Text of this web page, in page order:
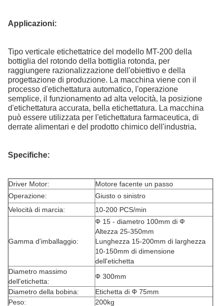
Applicazioni:
Tipo verticale etichettatrice del modello MT-200 della
bottiglia del rotondo della bottiglia rotonda, per
raggiungere razionalizzazione dell'obiettivo e della
progettazione di produzione. La macchina viene con il
processo d'etichettatura automatico, l'operazione
semplice, il funzionamento ad alta velocità, la posizione
d'etichettatura accurata, bella etichettatura. La macchina
può essere utilizzata per l'etichettatura farmaceutica, di
derrate alimentari e del prodotto chimico dell'industria.
Specifiche:
Driver Motor:
Motore facente un passo
Operazione:
Giusto o sinistro
Velocità di marcia:
10-200 PCS/min
Gamma d'imballaggio:
Ф 15 - diametro 100mm di Ф
Altezza 25-350mm
Lunghezza 15-200mm di larghezza
10-150mm di dimensione
dell'etichetta
Diametro massimo
dell'etichetta:
Ф 300mm
Diametro della bobina:
Etichetta di Ф 75mm
Peso:
200kg